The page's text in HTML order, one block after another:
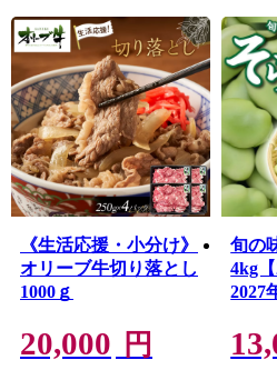
《生活応援・小分け》
オリーブ牛切り落とし
1000ｇ
20,000 円
旬の
4kg
2027